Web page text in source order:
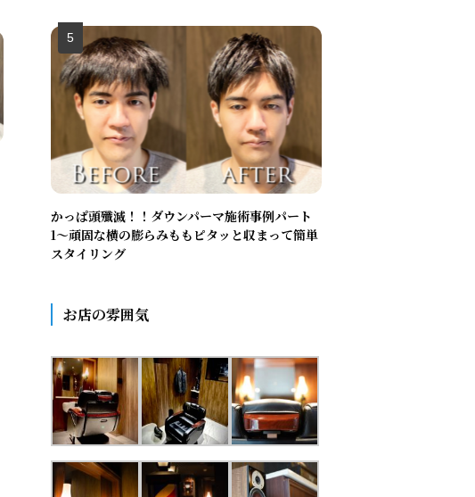
かっぱ頭殲滅！！ダウンパーマ施術事例パート
1〜頑固な横の膨らみももピタッと収まって簡単
スタイリング
お店の雰囲気